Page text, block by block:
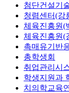
첨단건설기
청렴센터(강
체육진흥원(
체육진흥원(
촉매유기반
총학생회
취업관리시
학생지원과
치의학교육